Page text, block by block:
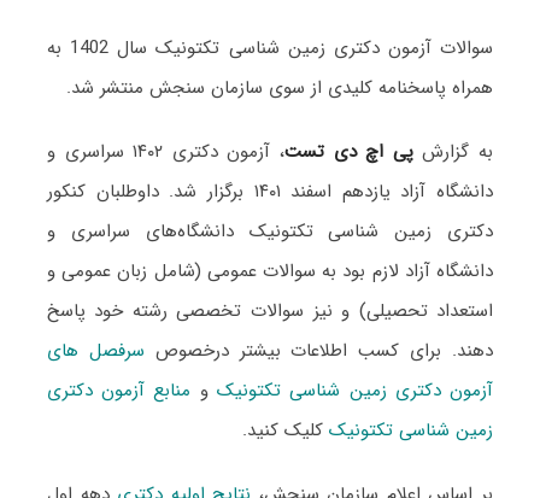
سوالات آزمون دکتری زمین شناسی تکتونیک سال 1402 به
همراه پاسخنامه کلیدی از سوی سازمان سنجش منتشر شد.
به گزارشپی اچ دی تست
، آزمون دکتری ۱۴۰۲ سراسری و
دانشگاه آزاد یازدهم اسفند ۱۴۰۱ برگزار شد. داوطلبان کنکور
دکتری زمین شناسی تکتونیک دانشگاه‌های سراسری و
دانشگاه آزاد لازم بود به سوالات عمومی (شامل زبان عمومی و
استعداد تحصیلی) و نیز سوالات تخصصی رشته خود پاسخ
دهند. برای کسب اطلاعات بیشتر درخصوص سرفصل های
آزمون دکتری زمین شناسی تکتونیکو منابع آزمون دکتری
زمین شناسی تکتونیککلیک کنید.